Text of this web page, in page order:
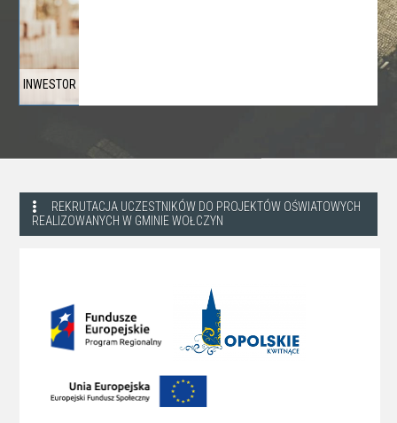
INWESTOR
REKRUTACJA UCZESTNIKÓW DO PROJEKTÓW OŚWIATOWYCH
REALIZOWANYCH W GMINIE WOŁCZYN